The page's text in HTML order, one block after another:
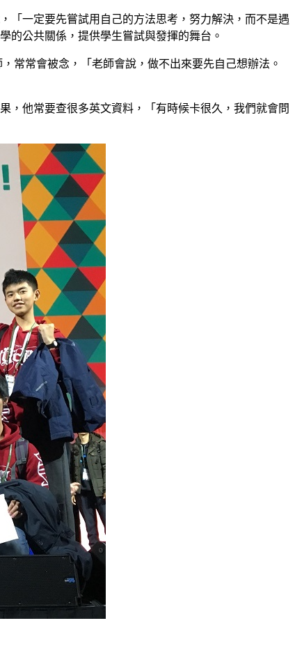
「一定要先嘗試用自己的方法思考，努力解決，而不是遇
的公共關係，提供學生嘗試與發揮的舞台。
常常會被念，「老師會說，做不出來要先自己想辦法。
，他常要查很多英文資料，「有時候卡很久，我們就會問